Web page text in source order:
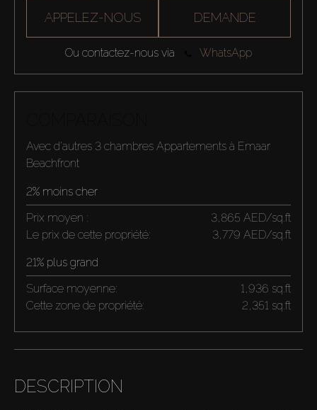
APPELEZ-NOUS DEMANDE
Ou contactez-nous via WhatsApp
Avec d'autres 3 chambres Appartements à Emaar
Beachfront
2% moins cher
Prix moyen :
3,865 AED/sq.ft
Le prix de cette propriété:
3,779 AED/sq.ft
21% plus grand
Surface moyenne:
1,936 sq.ft
Cette zone de propriété:
2,351 sq.ft
DESCRIPTION